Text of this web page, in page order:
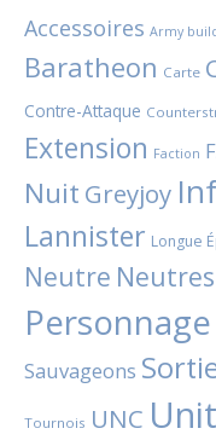
Accessoires Army
Baratheon Carte
Contre-Attaque
Extension Faction
Nuit Greyjoy
Lannister Longue
Neutre Neutres
Personnage
Sauvageons
Tournois UNC